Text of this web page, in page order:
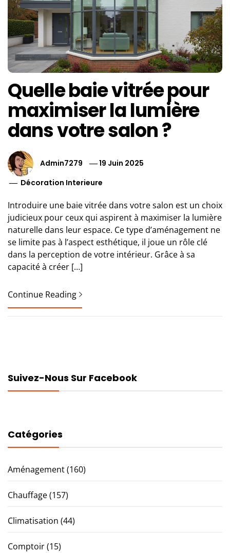
Quelle baie vitrée pour
maximiser la lumière
dans votre salon ?
Admin7279
19 Juin 2025
Décoration Interieure
Introduire une baie vitrée dans votre salon est un choix
judicieux pour ceux qui aspirent à maximiser la lumière
naturelle dans leur espace. Ce type d’aménagement ne
se limite pas à l’aspect esthétique, il joue un rôle clé
dans la perception de votre intérieur. Grâce à sa
capacité à créer […]
Continue Reading
Suivez-Nous Sur Facebook
Catégories
Aménagement(160)
Chauffage(157)
Climatisation (44)
Comptoir(15)